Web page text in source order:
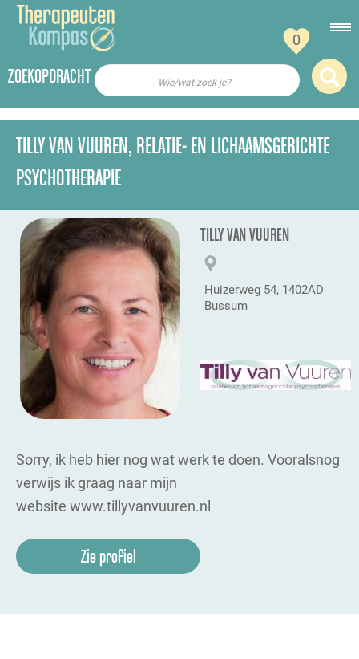
0
ZOEKOPDRACHT Wie/wat zoek je?
TILLY VAN VUUREN, RELATIE- EN LICHAAMSGERICHTE
PSYCHOTHERAPIE
TILLY VAN VUUREN
Huizerweg 54, 1402AD
Bussum
Sorry, ik heb hier nog wat werk te doen. Vooralsnog
verwijs ik graag naar mijn
website www.tillyvanvuuren.nl
Zie profiel